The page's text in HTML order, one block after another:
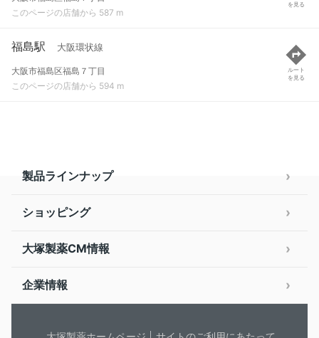
このページの店舗から 587 m
を見る
福島駅 大阪環状線
大阪市福島区福島７丁目
このページの店舗から 594 m
ルート
を見る
製品ラインナップ
ショッピング
大塚製薬CM情報
企業情報